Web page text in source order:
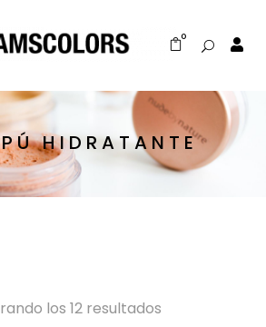
0
HIDRATANTE
los 12 resultados